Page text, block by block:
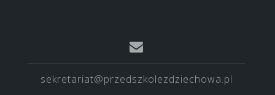
sekretariat@przedszkolezdziechowa.pl